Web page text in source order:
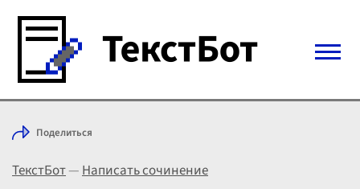
Войти с Telegram
Выбрать режим
Поделиться
ТекстБот—Написать сочинение